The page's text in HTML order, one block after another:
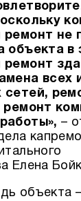
ремонт не
объекта в
ремонт
всех
сетей,
ремонт
–
Елена
объекта